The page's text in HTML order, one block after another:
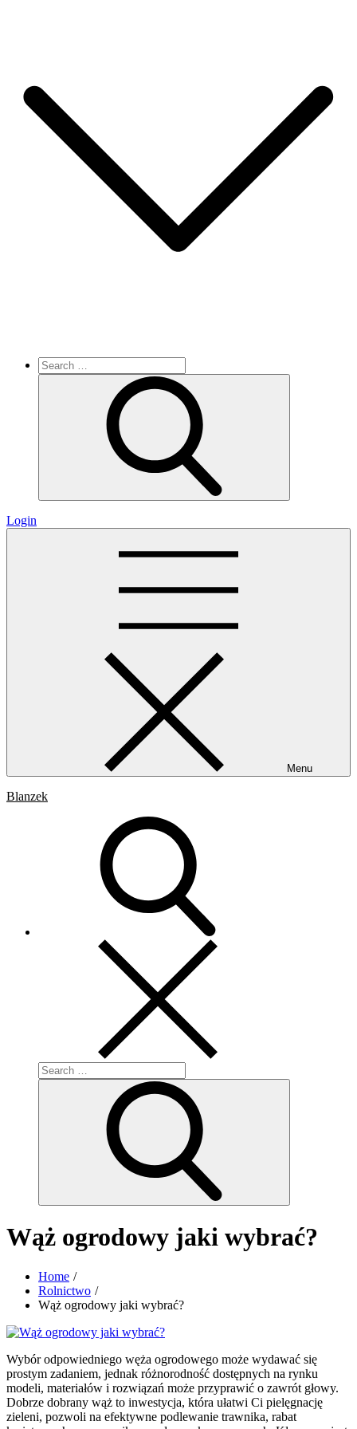
Search
for:
Login
Menu
Blanzek
Search
for:
Wąż ogrodowy jaki wybrać?
Home
Rolnictwo
Wąż ogrodowy jaki wybrać?
Wybór odpowiedniego węża ogrodowego może wydawać się
prostym zadaniem, jednak różnorodność dostępnych na rynku
modeli, materiałów i rozwiązań może przyprawić o zawrót głowy.
Dobrze dobrany wąż to inwestycja, która ułatwi Ci pielęgnację
zieleni, pozwoli na efektywne podlewanie trawnika, rabat